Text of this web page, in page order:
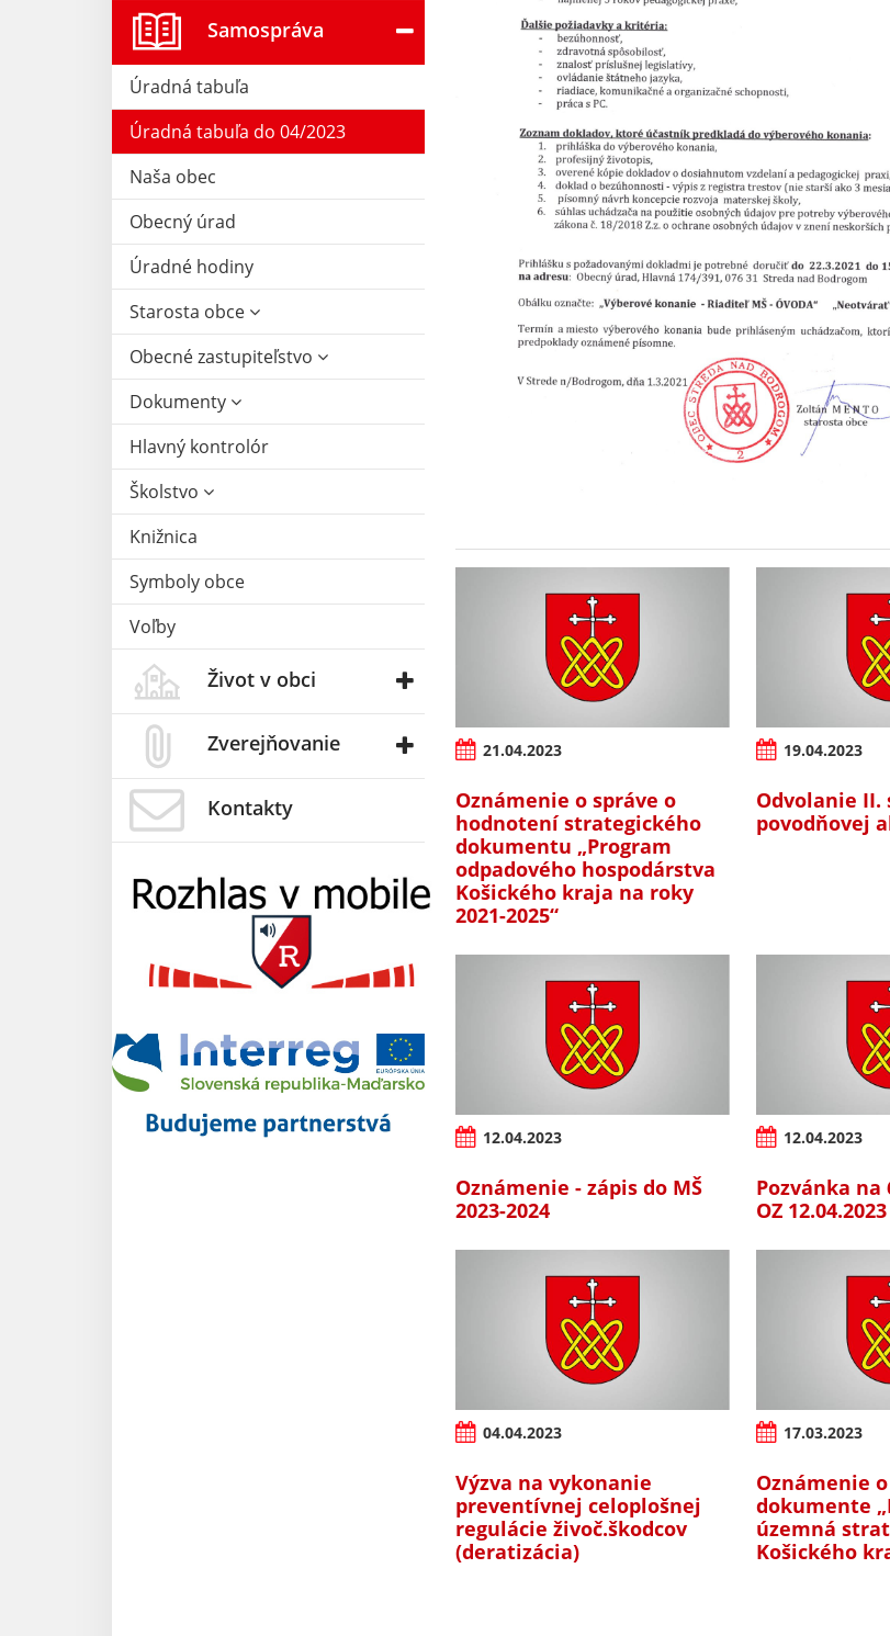
Samospráva
Úradná tabuľa
Úradná tabuľa do 04/2023
Naša obec
Obecný úrad
Úradné hodiny
Starosta obce
Obecné zastupiteľstvo
Dokumenty
Hlavný kontrolór
Školstvo
Knižnica
Symboly obce
Voľby
Život v obci
Zverejňovanie
Kontakty
21.04.2023
Oznámenie o správe o
hodnotení strategického
dokumentu „Program
odpadového hospodárstva
Košického kraja na roky
2021-2025“
19.04.2023
Odvolanie II.
povodňovej
12.04.2023
Oznámenie - zápis do MŠ
2023-2024
12.04.2023
Pozvánka na
OZ 12.04.2023
04.04.2023
Výzva na vykonanie
preventívnej celoplošnej
regulácie živoč.škodcov
(deratizácia)
17.03.2023
Oznámenie
dokumente
územná
Košického